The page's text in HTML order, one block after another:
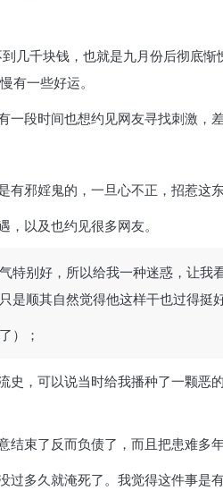
几千块钱，也就是九月份后彻底
有一些好运。
段时间也想约见网友寻找刺激，
有邪婬鬼的，一旦心不正，招惹这
以及也约见很多网友。
特别好，所以给我一种迷惑，让
顺其自然觉得他这样干也过得挺
）；
，可以说当时给我播种了一颗恶
束了反而负债了，而且把患难
多久就淹死了。我觉得这件事是